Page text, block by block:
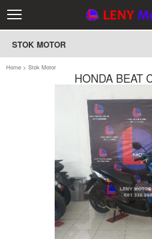
STOK MOTOR
Home > Stok Motor
HONDA BEAT